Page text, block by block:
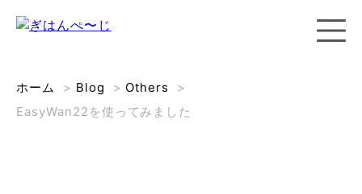
ホーム > Blog > Others
>
EasyWan22を使ってみました